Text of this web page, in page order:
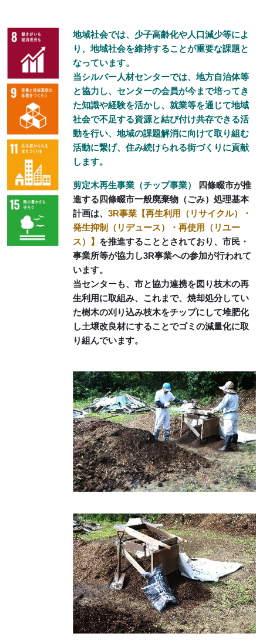
地域社会では、少子高齢化や人口減少等によ
り、地域社会を維持することが重要な課題と
なっています。
当シルバー人材センターでは、地方自治体等
と協力し、センターの会員が今まで培ってき
た知識や経験を活かし、就業等を通じて地域
社会で不足する資源と結び付け共存できる活
動を行い、地域の課題解消に向けて取り組む
活動に繋げ、住み続けられる街づくりに貢献
します。
剪定木再生事業（チップ事業）
四條畷市が推
進する四條畷市一般廃棄物（ごみ）処理基本
計画は、 3R事業【再生利用（リサイクル）・
発生抑制（リデュース）・再使用（リユー
ス）】 を推進することとされており、市民・
事業所等が協力し3R事業への参加が行われて
います。
当センターも、市と協力連携を図り枝木の再
生利用に取組み、これまで、焼却処分してい
た樹木の刈り込み枝木をチップにして堆肥化
し土壌改良材にすることでゴミの減量化に取
り組んでいます。